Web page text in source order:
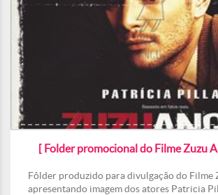
[ Folder promocional do Filme Zuzu
Fôlder produzido para divulgação do Filme
apresentando imagem dos atores Patricia